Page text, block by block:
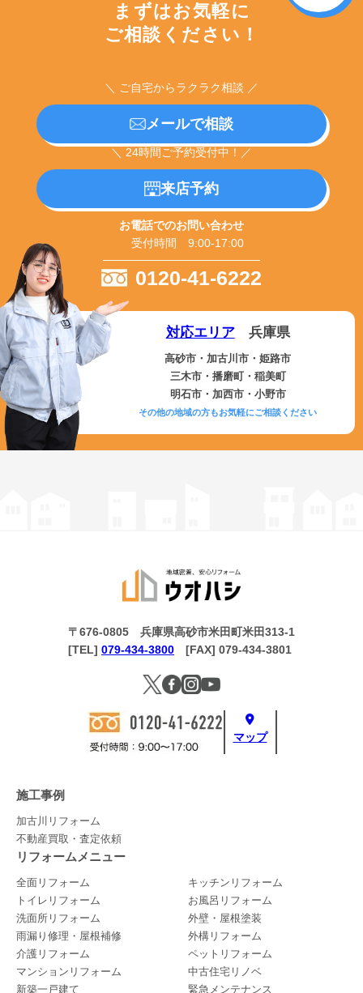
まずはお気軽に
ご相談ください！
＼ ご自宅からラクラク相談 ／
メールで相談
＼ 24時間ご予約受付中！／
来店予約
お電話でのお問い合わせ
受付時間 9:00-17:00
0120-41-6222
対応エリア兵庫県
高砂市・加古川市・姫路市
三木市・播磨町・稲美町
明石市・加西市・小野市
その他の地域の方もお気軽にご相談ください
マップ
〒676-0805 兵庫県高砂市米田町米田313-1
[TEL] 079-434-3800 [FAX] 079-434-3801
施工事例
加古川リフォーム
不動産買取・査定依頼
リフォームメニュー
全面リフォーム
キッチンリフォーム
トイレリフォーム
お風呂リフォーム
洗面所リフォーム
外壁・屋根塗装
雨漏り修理・屋根補修
外構リフォーム
介護リフォーム
ペットリフォーム
マンションリフォーム
中古住宅リノベ
新築一戸建て
緊急メンテナンス